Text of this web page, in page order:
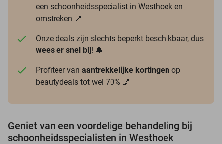
een schoonheidsspecialist in Westhoek en
omstreken 📍
Onze deals zijn slechts beperkt beschikbaar, dus
wees er snel bij! 🔔
Profiteer van aantrekkelijke kortingen op
beautydeals tot wel 70% 💅
Geniet van een voordelige behandeling bij
schoonheidsspecialisten in Westhoek